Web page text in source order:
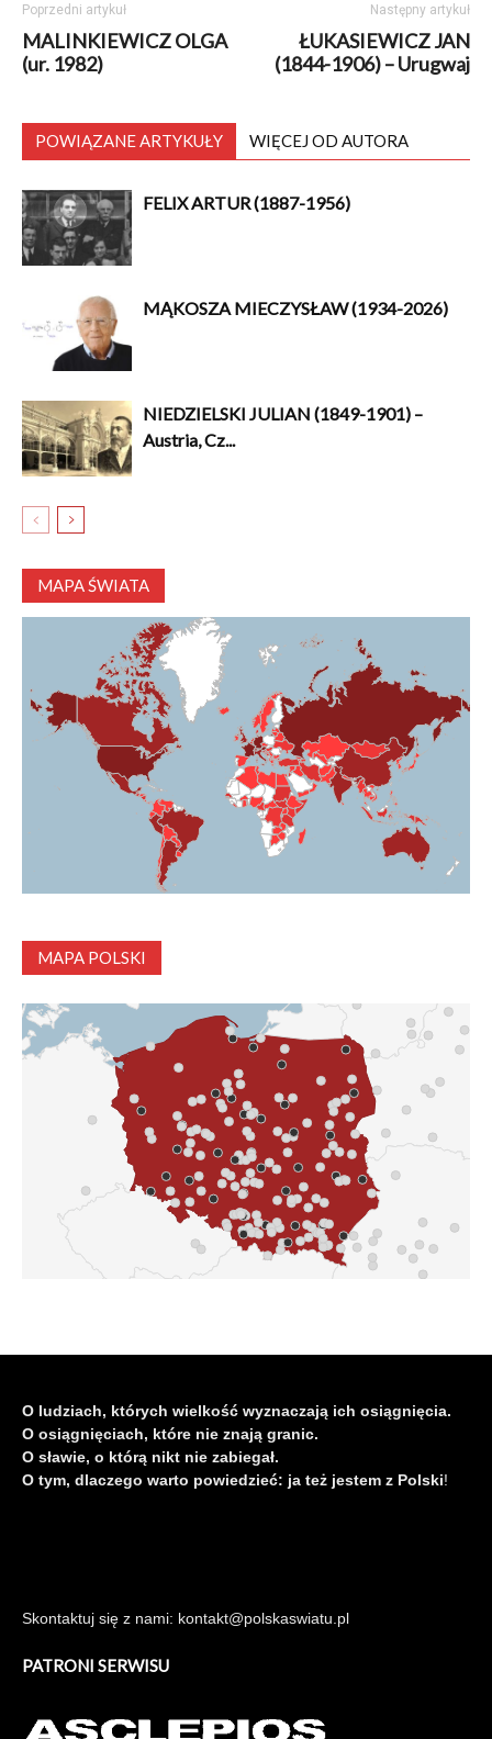
Poprzedni artykuł
MALINKIEWICZ OLGA
(ur. 1982)
Następny artykuł
ŁUKASIEWICZ JAN
(1844-1906) – Urugwaj
POWIĄZANE ARTYKUŁY WIĘCEJ OD AUTORA
FELIX ARTUR (1887-1956)
MĄKOSZA MIECZYSŁAW (1934-2026)
NIEDZIELSKI JULIAN (1849-1901) –
Austria, Cz...
MAPA ŚWIATA
MAPA POLSKI
O ludziach, których wielkość wyznaczają ich osiągnięcia.
O osiągnięciach, które nie znają granic.
O sławie, o którą nikt nie zabiegał.
O tym, dlaczego warto powiedzieć: ja też jestem z Polski!
Skontaktuj się z nami: kontakt@polskaswiatu.pl
PATRONI SERWISU